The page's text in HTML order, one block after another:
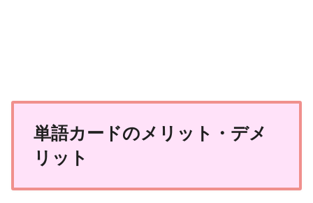
単語カードのメリット・デメ
リット